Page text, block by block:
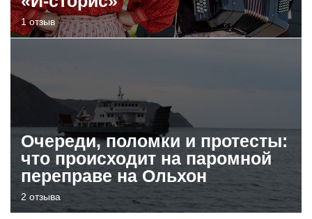
1 отзыв
Очереди, поломки и протесты:
что происходит на паромной
переправе на Ольхон
2 отзыва